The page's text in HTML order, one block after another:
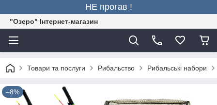
НЕ прогав !
"Озеро" Інтернет-магазин
Товари та послуги Рибальство Рибальські набори
–8%